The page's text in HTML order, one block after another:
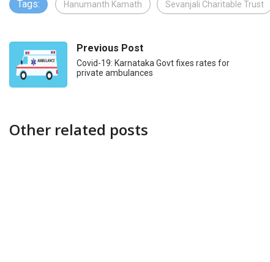
Tags: Hanumanth Kamath Sevanjali Charitable Trust
Previous Post
Covid-19: Karnataka Govt fixes rates for
private ambulances
Other related posts